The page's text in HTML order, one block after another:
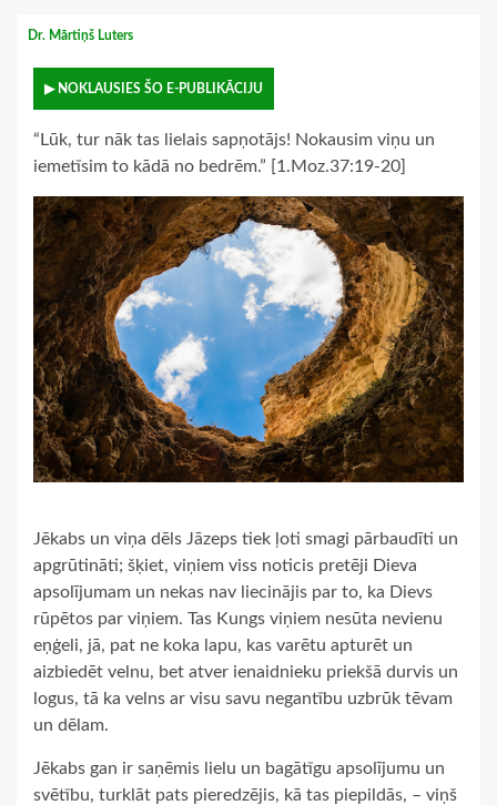
Dr. Mārtiņš Luters
▶ NOKLAUSIES ŠO E-PUBLIKĀCIJU
“Lūk, tur nāk tas lielais sapņotājs! Nokausim viņu un
iemetīsim to kādā no bedrēm.” [1.Moz.37:19-20]
Jēkabs un viņa dēls Jāzeps tiek ļoti smagi pārbaudīti un
apgrūtināti; šķiet, viņiem viss noticis pretēji Dieva
apsolījumam un nekas nav liecinājis par to, ka Dievs
rūpētos par viņiem. Tas Kungs viņiem nesūta nevienu
eņģeli, jā, pat ne koka lapu, kas varētu apturēt un
aizbiedēt velnu, bet atver ienaidnieku priekšā durvis un
logus, tā ka velns ar visu savu negantību uzbrūk tēvam
un dēlam.
Jēkabs gan ir saņēmis lielu un bagātīgu apsolījumu un
svētību, turklāt pats pieredzējis, kā tas piepildās, – viņš